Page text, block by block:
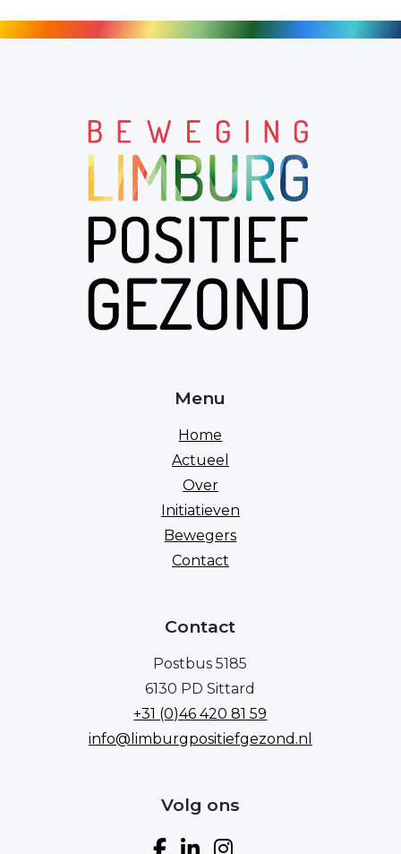
Menu
Home
Actueel
Over
Initiatieven
Bewegers
Contact
Contact
Postbus 5185
6130 PD Sittard
+31 (0)46 420 81 59
info@limburgpositiefgezond.nl
Volg ons